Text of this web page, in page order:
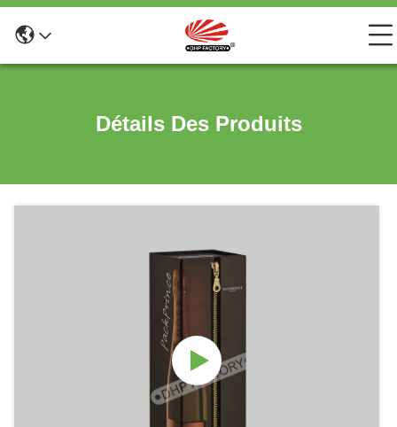
Détails Des Produits